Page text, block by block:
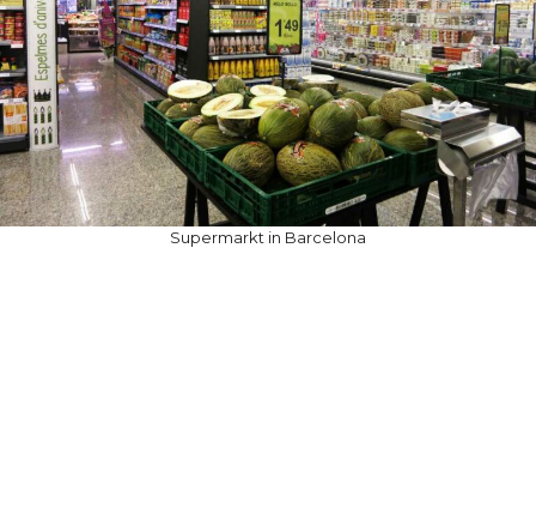
Supermarkt in Barcelona